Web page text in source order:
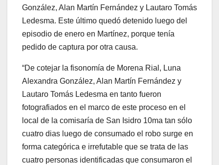
González, Alan Martín Fernández y Lautaro Tomás
Ledesma. Este último quedó detenido luego del
episodio de enero en Martínez, porque tenía
pedido de captura por otra causa.
“De cotejar la fisonomía de Morena Rial, Luna
Alexandra González, Alan Martín Fernández y
Lautaro Tomás Ledesma en tanto fueron
fotografiados en el marco de este proceso en el
local de la comisaría de San Isidro 10ma tan sólo
cuatro dias luego de consumado el robo surge en
forma categórica e irrefutable que se trata de las
cuatro personas identificadas que consumaron el